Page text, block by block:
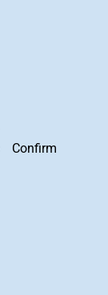
Confirm